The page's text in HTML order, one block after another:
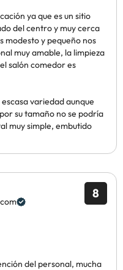
ya que es un sitio
del centro y muy cerca
modesto y pequeño nos
muy amable, la limpieza
salón comedor es
variedad aunque
su tamaño no se podría
muy simple, embutido
8
del personal, mucha